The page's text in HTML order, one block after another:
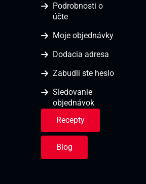
Podrobnosti o
účte
Moje objednávky
Dodacia adresa
Zabudli ste heslo
Sledovanie
objednávok
Recepty
Blog